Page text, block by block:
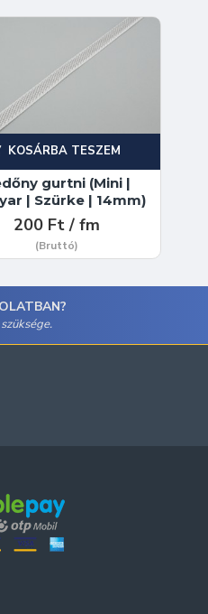
gurtni (Mini |
| Szürke | 14mm)
200 Ft / fm
(Bruttó)
KOSÁRBA TESZEM